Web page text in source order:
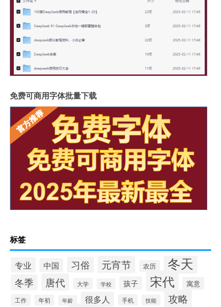
免费可商用字体批量下载
标签
专业 中国 习俗 元宵节 农历 冬天
冬季 唐代 大学 学校 孩子 宋代 寓意
工作 年初 年龄 很多人 手机 技能 攻略